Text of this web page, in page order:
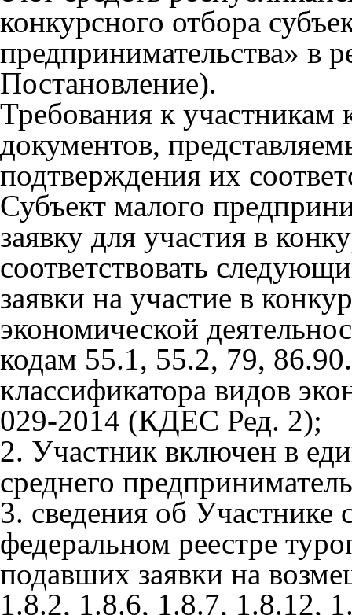
конкурсного отбора
предпринимательства» в
Постановление).
Требования к участникам
документов,
подтверждения их
Субъект малого
заявку для участия в
соответствовать
заявки на участие в
экономической
кодам 55.1, 55.2, 79,
классификатора видов
029-2014 (КДЕС Ред. 2);
2. Участник включен в
среднего
3. сведения об Участнике
федеральном реестре
подавших заявки на
1.8.2, 1.8.6, 1.8.7, 1.8.12,